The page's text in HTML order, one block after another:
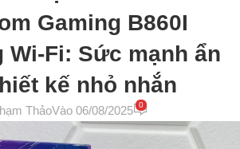
Gaming B860I
Wi-Fi: Sức mạnh ẩn
kế nhỏ nhắn
ThảoVào 06/08/2025 0